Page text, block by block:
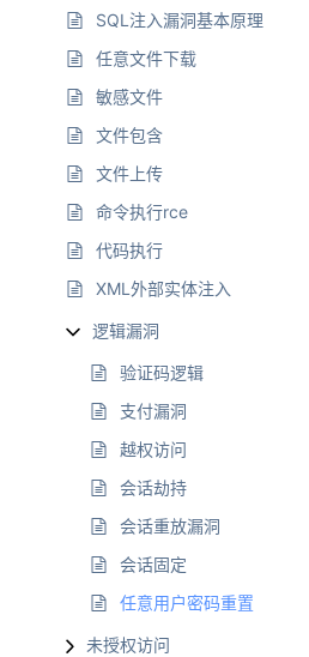
SQL注入漏洞基本原理
任意文件下载
敏感文件
文件包含
文件上传
命令执行rce
代码执行
XML外部实体注入
逻辑漏洞
验证码逻辑
支付漏洞
越权访问
会话劫持
会话重放漏洞
会话固定
任意用户密码重置
未授权访问